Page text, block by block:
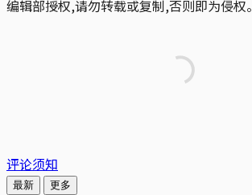
编辑部授权,请勿转载或复制,否则即为侵权。
评论须知
最新 更多